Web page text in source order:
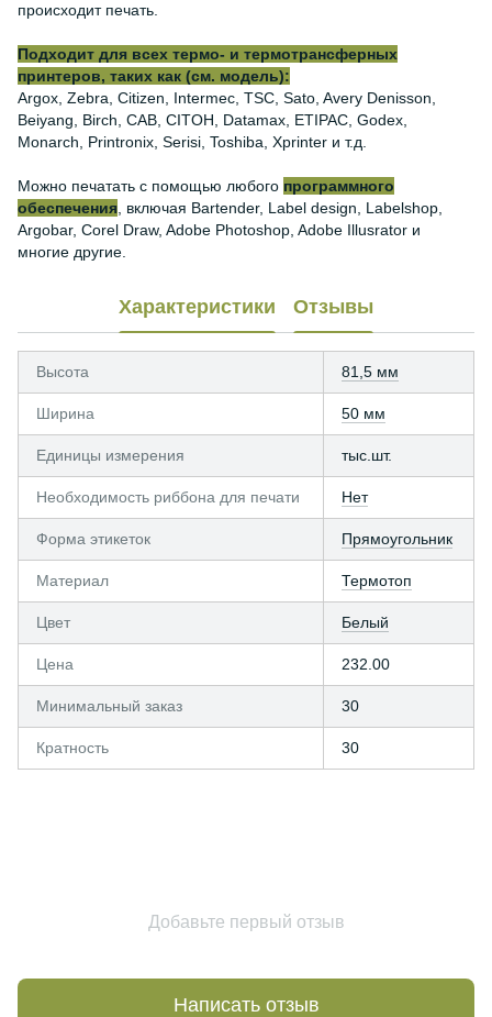
происходит печать.
Подходит для всех термо- и термотрансферных
принтеров, таких как (см. модель):
Argox, Zebra, Citizen, Intermec, TSC, Sato, Avery Denisson,
Beiyang, Birch, CAB, CITOH, Datamax, ETIPAC, Godex,
Monarch, Printronix, Serisi, Toshiba, Xprinter и т.д.
Можно печатать с помощью любого программного
обеспечения , включая Bartender, Label design, Labelshop,
Argobar, Corel Draw, Adobe Photoshop, Adobe Illusrator и
многие другие.
Характеристики Отзывы
Высота 81,5 мм
Ширина 50 мм
Единицы измерения тыс.шт.
Необходимость риббона для печати Нет
Форма этикеток Прямоугольник
Материал Термотоп
Цвет Белый
Цена 232.00
Минимальный заказ 30
Кратность 30
Добавьте первый отзыв
Написать отзыв